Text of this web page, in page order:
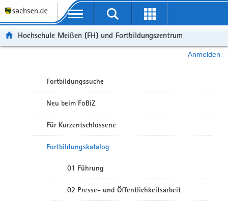
Portalübergreifende Navigation
Hochschule Meißen (FH) und Fortbildungszentrum
Anmelden
Fortbildungssuche
Neu beim FoBiZ
Für Kurzentschlossene
Fortbildungskatalog
01 Führung
02 Presse- und Öffentlichkeitsarbeit